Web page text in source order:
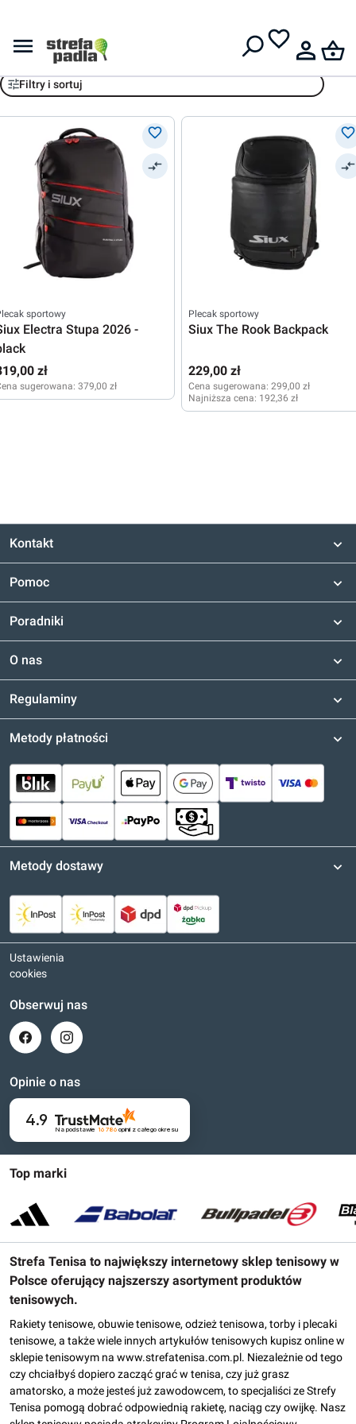
Siux
Filtry i sortuj
sportowy
Electra Stupa 2026 -
zł
sugerowana: 379,00 zł
Plecak sportowy
Siux The Rook Backpack
229,00 zł
Cena sugerowana: 299,00 zł
Najniższa cena: 192,36 zł
Kontakt
Pomoc
Poradniki
O nas
Regulaminy
Top marki
Strefa Tenisa to największy internetowy sklep tenisowy w
Polsce oferujący najszerszy asortyment produktów
tenisowych.
Rakiety tenisowe, obuwie tenisowe, odzież tenisowa, torby i plecaki
tenisowe, a także wiele innych artykułów tenisowych kupisz online w
sklepie tenisowym na www.strefatenisa.com.pl. Niezależnie od tego
czy chciałbyś dopiero zacząć grać w tenisa, czy już grasz
amatorsko, a może jesteś już zawodowcem, to specjaliści ze Strefy
Tenisa pomogą dobrać odpowiednią rakietę, naciąg czy owijkę. Nasz
Metody płatności
Metody dostawy
Ustawienia
cookies
Obserwuj nas
Opinie o nas
4.9
Na podstawie 16 786opinii z całego okresu